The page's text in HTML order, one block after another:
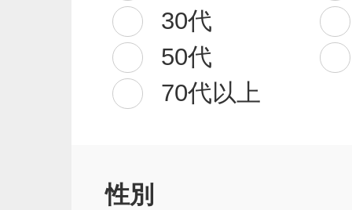
30代
50代
70代以上
性別